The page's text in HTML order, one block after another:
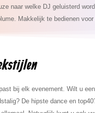
naar welke DJ geluisterd
Makkelijk te bedienen voor
bij elk evenement. Wilt u een
De hipste dance en